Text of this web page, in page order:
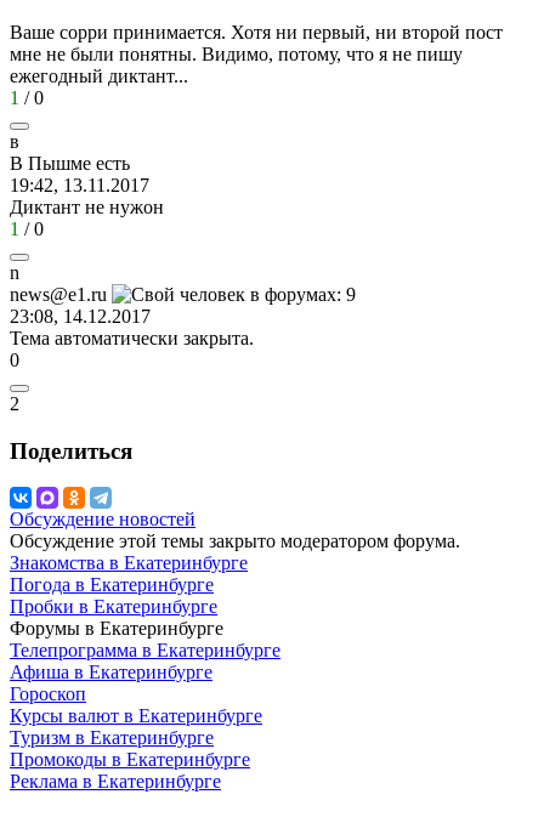
Ваше сорри принимается. Хотя ни первый, ни второй пост
мне не были понятны. Видимо, потому, что я не пишу
ежегодный диктант...
1 /0
в
В Пышме есть
19:42, 13.11.2017
Диктант не нужон
1 /0
n
news@e1.ru
23:08, 14.12.2017
Тема автоматически закрыта.
0
2
Поделиться
Обсуждение новостей
Обсуждение этой темы закрыто модератором форума.
Знакомства в Екатеринбурге
Погода в Екатеринбурге
Пробки в Екатеринбурге
Форумы в Екатеринбурге
Телепрограмма в Екатеринбурге
Афиша в Екатеринбурге
Гороскоп
Курсы валют в Екатеринбурге
Туризм в Екатеринбурге
Промокоды в Екатеринбурге
Реклама в Екатеринбурге